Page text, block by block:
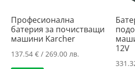
Професионална
батерия за почистващи
машини Karcher
137.54€ / 269.00 лв.
12V